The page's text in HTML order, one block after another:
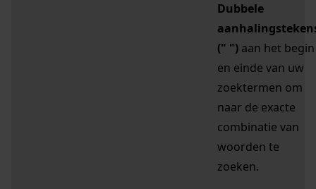
Dubbele
(" ") aan het begin
en einde van uw
zoektermen om
naar de exacte
combinatie van
woorden te
zoeken.